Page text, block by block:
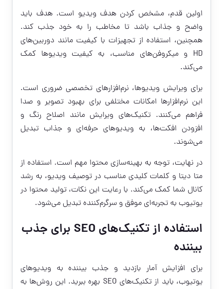
اولین قدم، مشخص کردن هدف ویدیو است. هدف باید
واضح و جذاب باشد تا مخاطب را به خود جذب کند.
همچنین، استفاده از تجهیزات با کیفیت مانند دوربین‌های
HD و میکروفن‌های مناسب، به کیفیت ویدیوها کمک
می‌کند.
برای ویرایش ویدیوها، نرم‌افزارهای تخصصی ضروری است.
این نرم‌افزارها امکانات مختلفی برای بهبود تصویر و صدا
فراهم می‌کنند. تکنیک‌های ویرایش مانند اصلاح رنگ و
افزودن افکت‌ها، به ویدیوهای حرفه‌ای و جذاب تبدیل
می‌شوند.
در نهایت، توجه به بهینه‌سازی محتوا مهم است. استفاده از
متا دیتا و کلمات کلیدی مناسب در توصیف ویدیو، به رشد
کانال شما کمک می‌کند. با رعایت این نکات، تولید محتوا در
یوتیوب به تجربه‌ای موفق و سرگرم‌کننده تبدیل می‌شود.
استفاده از تکنیک‌های SEO برای جذب
بیننده
برای افزایش آمار بازدید و جذب بیننده به ویدیوهای
یوتیوب، باید از تکنیک‌های SEO بهره ببرید. این روش‌ها به